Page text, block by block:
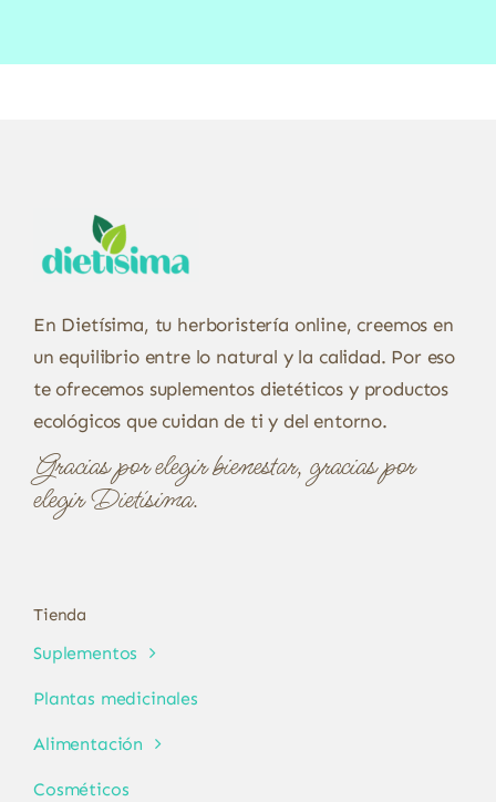
En Dietísima, tu herboristería online, creemos en
un equilibrio entre lo natural y la calidad. Por eso
te ofrecemos suplementos dietéticos y productos
ecológicos que cuidan de ti y del entorno.
Gracias por elegir bienestar, gracias por
elegir Dietísima.
Tienda
Suplementos
Plantas medicinales
Alimentación
Cosméticos